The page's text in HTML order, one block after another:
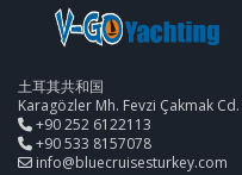
土耳其共和国
Karagözler Mh. Fevzi Çakmak
+90 252 6122113
+90 533 8157078
info@bluecruisesturkey.com